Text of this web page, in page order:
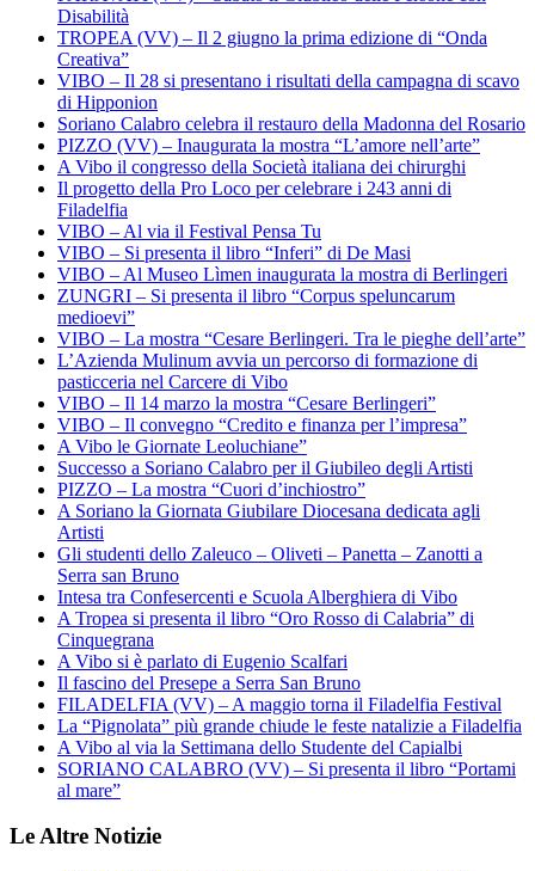
Disabilità
TROPEA (VV) – Il 2 giugno la prima edizione di “Onda
Creativa”
VIBO – Il 28 si presentano i risultati della campagna di scavo
di Hipponion
Soriano Calabro celebra il restauro della Madonna del Rosario
PIZZO (VV) – Inaugurata la mostra “L’amore nell’arte”
A Vibo il congresso della Società italiana dei chirurghi
Il progetto della Pro Loco per celebrare i 243 anni di
Filadelfia
VIBO – Al via il Festival Pensa Tu
VIBO – Si presenta il libro “Inferi” di De Masi
VIBO – Al Museo Lìmen inaugurata la mostra di Berlingeri
ZUNGRI – Si presenta il libro “Corpus speluncarum
medioevi”
VIBO – La mostra “Cesare Berlingeri. Tra le pieghe dell’arte”
L’Azienda Mulinum avvia un percorso di formazione di
pasticceria nel Carcere di Vibo
VIBO – Il 14 marzo la mostra “Cesare Berlingeri”
VIBO – Il convegno “Credito e finanza per l’impresa”
A Vibo le Giornate Leoluchiane”
Successo a Soriano Calabro per il Giubileo degli Artisti
PIZZO – La mostra “Cuori d’inchiostro”
A Soriano la Giornata Giubilare Diocesana dedicata agli
Artisti
Gli studenti dello Zaleuco – Oliveti – Panetta – Zanotti a
Serra san Bruno
Intesa tra Confesercenti e Scuola Alberghiera di Vibo
A Tropea si presenta il libro “Oro Rosso di Calabria” di
Cinquegrana
A Vibo si è parlato di Eugenio Scalfari
Il fascino del Presepe a Serra San Bruno
FILADELFIA (VV) – A maggio torna il Filadelfia Festival
La “Pignolata” più grande chiude le feste natalizie a Filadelfia
A Vibo al via la Settimana dello Studente del Capialbi
SORIANO CALABRO (VV) – Si presenta il libro “Portami
al mare”
Le Altre Notizie